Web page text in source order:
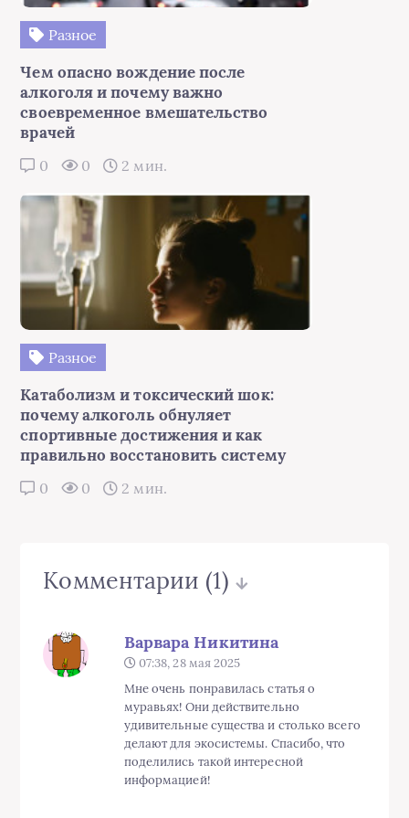
Разное
Чем опасно вождение после
алкоголя и почему важно
своевременное вмешательство
врачей
0 0 2 мин.
Разное
Катаболизм и токсический шок:
почему алкоголь обнуляет
спортивные достижения и как
правильно восстановить систему
0 0 2 мин.
Комментарии (1)
Варвара Никитина
07:38, 28 мая 2025
Мне очень понравилась статья о
муравьях! Они действительно
удивительные существа и столько всего
делают для экосистемы. Спасибо, что
поделились такой интересной
информацией!